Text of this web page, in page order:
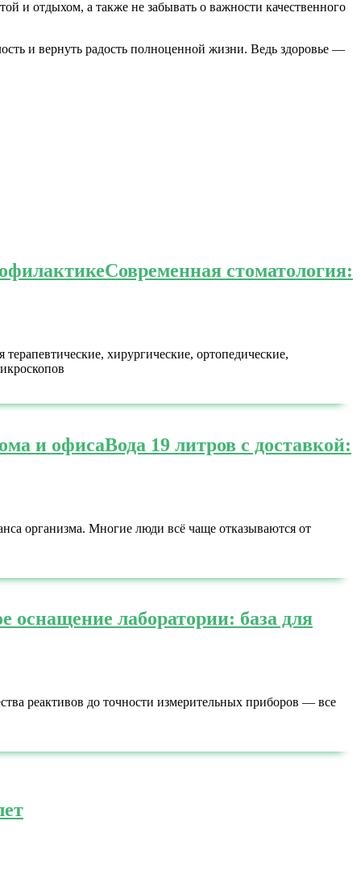
и отдыхом, а также не забывать о важности качественного
и вернуть радость полноценной жизни. Ведь здоровье —
Современная стоматология:
хирургические, ортопедические,
и офисаВода 19 литров с доставкой:
организма. Многие люди всё чаще отказываются от
оснащение лаборатории: база для
реактивов до точности измерительных приборов — все